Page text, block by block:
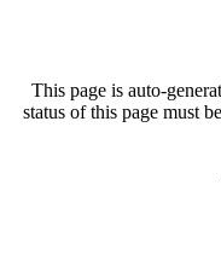
This page is auto-
status of this page must